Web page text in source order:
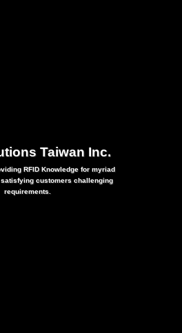
Taiwan Inc.
RFID Knowledge for myriad
customers challenging
requirements.